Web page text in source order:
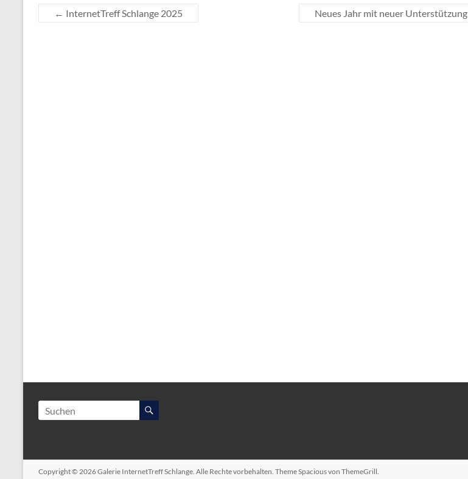
← InternetTreff Schlange 2025 Neues Jahr mit neuer Unterstützung
Copyright © 2026Galerie InternetTreff Schlange. Alle Rechte vorbehalten. ThemeSpaciousvon ThemeGrill.